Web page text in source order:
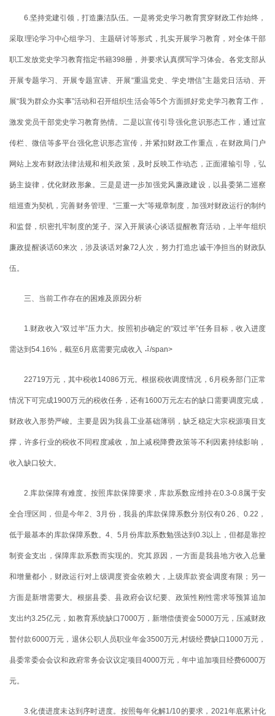
6.坚持党建引领，打造廉洁队伍。一是将党史学习教育贯穿财政工作始终，
采取理论学习中心组学习、主题研讨等形式，扎实开展学习教育，对全体干部
职工发放党史学习教育指定书籍398册，并要求认真撰写学习体会。各党支部从
开展专题学习、开展专题宣讲、开展“重温党史、学史增信”主题党日活动、开
展“我为群众办实事”活动和召开组织生活会等5个方面抓好党史学习教育工作，
激发党员干部党史学习教育热情。二是以宣传引导强化意识形态工作，通过宣
传栏、微信等多平台强化意识形态宣传，并紧扣财政工作重点，在财政局门户
网站上发布财政法律法规和相关政策，及时反映工作动态，正面灌输引导，弘
扬主旋律，优化财政形象。三是是进一步加强党风廉政建设，以县委第二巡察
组巡查为契机，完善财务管理、“三重一大”等规章制度，加强对财政运行的制约
和监督，织密扎牢制度的笼子。深入开展谈心谈话提醒教育活动，上半年组织
廉政提醒谈话60来次，涉及谈话对象72人次，努力打造忠诚干净担当的财政队
伍。
三、当前工作存在的困难及原因分析
1.财政收入“双过半”压力大。按照初步确定的“双过半”任务目标，收入进度
需达到54.16%，截至6月底需要完成收入 ⠼/span>
22719万元，其中税收14086万元。根据税收调度情况，6月税务部门正常
情况下可完成1900万元的税收任务，还有1600万元左右的缺口需要调度完成，
财政收入形势严峻。主要是因为我县工业基础薄弱，缺乏稳定大宗税源项目支
撑，许多行业的税收不同程度减收，加上减税降费政策等不利因素持续影响，
收入缺口较大。
2.库款保障有难度。按照库款保障要求，库款系数应维持在0.3-0.8属于安
全合理区间，但是今年2、3月份，我县的库款保障系数分别仅有0.26、0.22，
低于最基本的库款保障系数。4、5月份库款系数勉强达到0.3以上，但都是靠控
制资金支出，保障库款系数而实现的。究其原因，一方面是我县地方收入总量
和增量都小，财政运行对上级调度资金依赖大，上级库款资金调度有限；另一
方面是新增需要大。根据县委、县政府会议纪要、政策性刚性需求等预算追加
支出约3.25亿元，如教育系统缺口7000万，新增偿债资金5000万元，压减财政
暂付款6000万元，退休公职人员职业年金3500万元,村级经费缺口1000万元，
县委常委会会议和政府常务会议议定项目4000万元，年中追加项目经费6000万
元。
3.化债进度未达到序时进度。按照每年化解1/10的要求，2021年底累计化